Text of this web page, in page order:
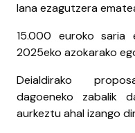
lana ezagutzera
15.000 euroko saria
2025eko azokarako
Deialdirako
dagoeneko zabalik
aurkeztu ahal izango